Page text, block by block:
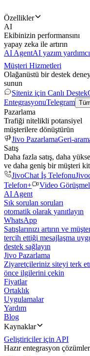
Özellikler
AI
Ekibinizin performansını
yapay zeka ile artırın
AI AgentAI yazım
Müşteri Hizmetleri
Olağanüstü bir destek
sunun
Siteniz için Canlı Destek
EntegrasyonuTelegram
Pazarlama
Trafiği nitelikli potansiyel
müşterilere dönüştürün
Jivo PazarlamaGeri-
Satış
Daha fazla satış, daha
ve daha geniş bir müşteri
JivoChat İş Telefonu
Telefon+
Video
AI Agent
Sık sorulan soruları
otomatik olarak yanıtlayın
WhatsApp
Satışlarınızı artırın ve
tercih ettiği mesajlaşma
destek sağlayın
Jivo Pazarlama
Ziyaretçileriniz siteyi terk
önce ilgilerini çekin
Fiyatlar
Ortaklık
Uygulamalar
Yardım
Blog
Kaynaklar
Geliştiriciler için API
Hazır entegrasyon